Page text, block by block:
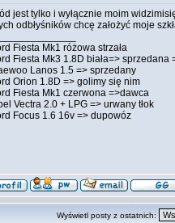
jest tylko i wyłącznie moim
odbłyśników chcę założyć moje
Fiesta Mk1 różowa strzała
Fiesta Mk3 1.8D biała=> sprzedana
Lanos 1.5 => sprzedany
Orion 1.8D => golimy się nim
Fiesta Mk1 czerwona =>dawca
Vectra 2.0 + LPG => urwany tłok
Focus 1.6 16v => dupowóz
Wyświetl posty z ostatnich: